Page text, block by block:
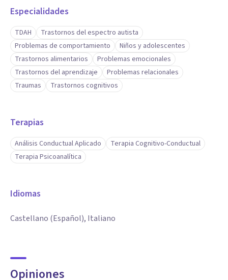
Especialidades
TDAH
Trastornos del espectro autista
Problemas de comportamiento
Niños y adolescentes
Trastornos alimentarios
Problemas emocionales
Trastornos del aprendizaje
Problemas relacionales
Traumas
Trastornos cognitivos
Terapias
Análisis Conductual Aplicado
Terapia Cognitivo-Conductual
Terapia Psicoanalítica
Idiomas
Castellano (Español), Italiano
Opiniones